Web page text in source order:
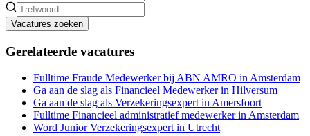
Vacatures zoeken
Gerelateerde vacatures
Fulltime Fraude Medewerker bij ABN AMRO in Amsterdam
Ga aan de slag als Financieel Medewerker in Hilversum
Ga aan de slag als Verzekeringsexpert in Amersfoort
Fulltime Financieel administratief medewerker in Amsterdam
Word Junior Verzekeringsexpert in Utrecht